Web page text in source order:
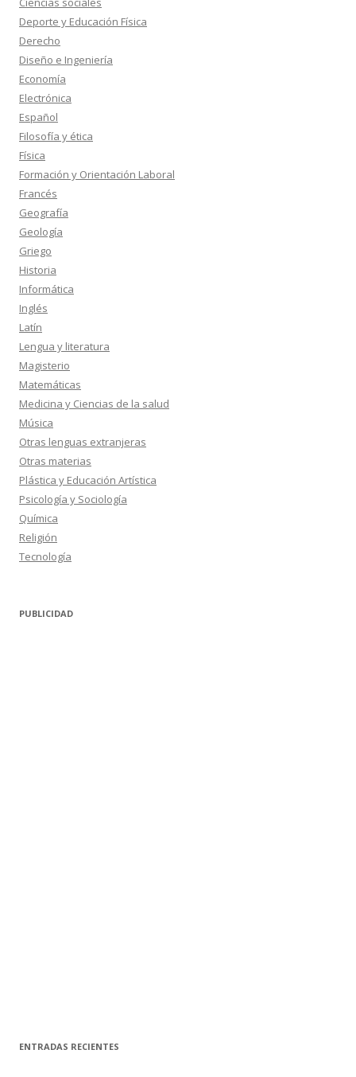
Deporte y Educación Física
Derecho
Diseño e Ingeniería
Economía
Electrónica
Español
Filosofía y ética
Física
Formación y Orientación Laboral
Francés
Geografía
Geología
Griego
Historia
Informática
Inglés
Latín
Lengua y literatura
Magisterio
Matemáticas
Medicina y Ciencias de la salud
Música
Otras lenguas extranjeras
Otras materias
Plástica y Educación Artística
Psicología y Sociología
Química
Religión
Tecnología
PUBLICIDAD
ENTRADAS RECIENTES